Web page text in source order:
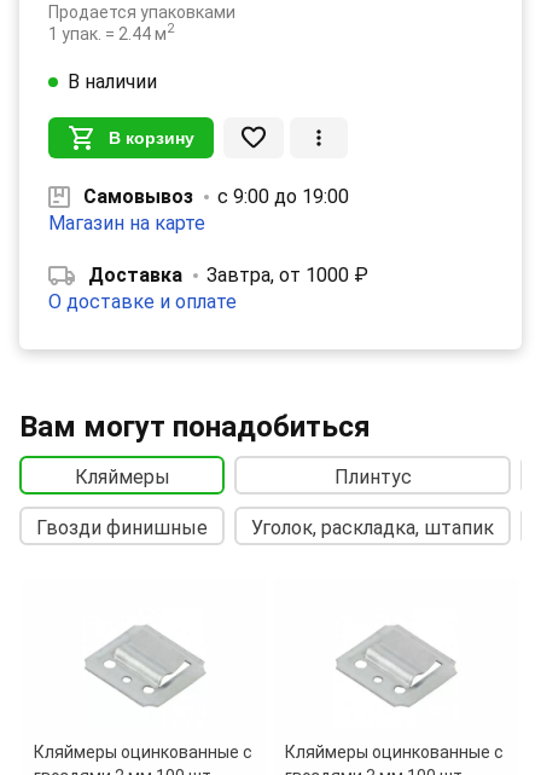
Продается упаковками
1 упак. = 2.44 м2
В наличии
В корзину
Самовывоз
с 9:00 до 19:00
Магазин на карте
Доставка
Завтра, от 1000 ₽
О доставке и оплате
Вам могут понадобиться
Кляймеры
Гвозди финишные
Плинтус
Уголок, раскладка, штапик
Кляймеры оцинкованные с
Кляймеры оцинкованные с